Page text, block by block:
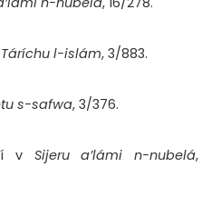
Táríchu l-islám, 3/883.
s-safwa, 3/376.
v Sijeru a’lámi n-nubelá,